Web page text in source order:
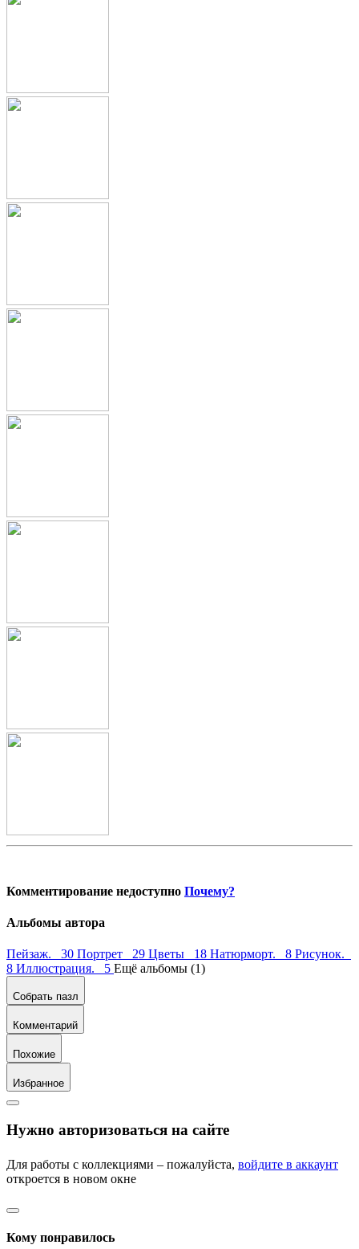
Комментирование недоступно Почему?
Альбомы автора
Пейзаж. 30 Портрет 29 Цветы 18 Натюрморт. 8 Рисунок.
8 Иллюстрация. 5 Ещё альбомы (1)
Собрать пазл
Комментарий
Похожие
Избранное
Нужно авторизоваться на сайте
Для работы с коллекциями – пожалуйста, войдите в аккаунт
откроется в новом окне
Кому понравилось